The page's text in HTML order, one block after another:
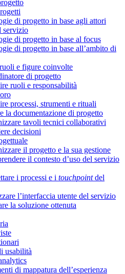
di progetto in base agli attori
servizio
di progetto in base al focus
di progetto in base all’ambito di
e figure coinvolte
di progetto
ruoli e responsabilità
processi, strumenti e rituali
la documentazione di progetto
tavoli tecnici collaborativi
decisioni
il progetto e la sua gestione
il contesto d’uso del servizio
i processi e i touchpointdel
l’interfaccia utente del servizio
la soluzione ottenuta
usabilità
di mappatura dell’esperienza